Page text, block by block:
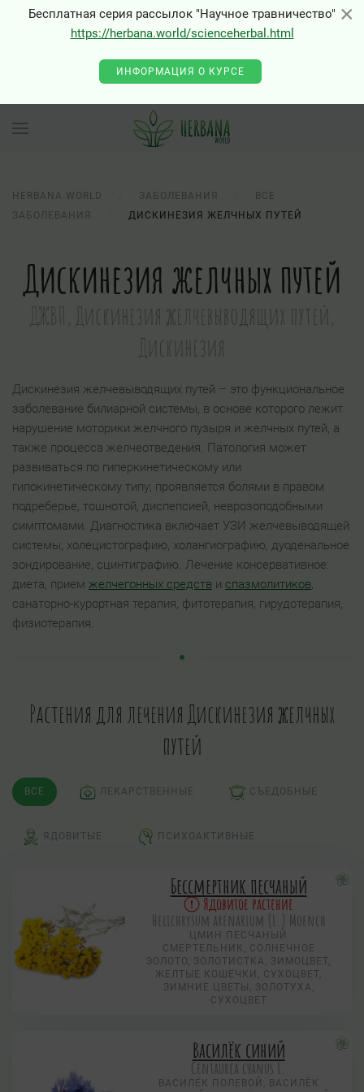
×
Бесплатная серия рассылок "Научное травничество"
https://herbana.world/scienceherbal.html
ИНФОРМАЦИЯ О КУРСЕ
HERBANA.WORLD ЗАБОЛЕВАНИЯ
ВСЕ
ЗАБОЛЕВАНИЯ
ДИСКИНЕЗИЯ ЖЕЛЧНЫХ ПУТЕЙ
Дискинезия желчных путей
ДЖВП, Дискинезия желчевыводящих путей,
Дискинезия
Дискинезия желчевыводящих путей – это функциональное
заболевание билиарной системы, в основе которого лежит
нарушение моторики желчного пузыря и желчных путей, а
также процесса желчеотведения. Патология может
развиваться по гиперкинетическому или
гипокинетическому типу; проявляется болями в правом
подреберье, тошнотой, диспепсией, неврозоподобными
симптомами. Диагностика включает УЗИ желчевыводящей
системы, холецистографию, холангиографию, дуоденальное
зондирование, сцинтиграфию. Лечение консервативное:
диета, прием желчегонных средств и спазмолитиков,
санаторно-курортная терапия, фитотерапия, гирудотерапия,
физиотерапия.
Растения для лечения Дискинезия желчных
путей
ВСЕ ЛЕКАРСТВЕННЫЕ СЪЕДОБНЫЕ
ЯДОВИТЫЕ ПСИХОАКТИВНЫЕ
Бессмертник песчаный
Ядовитое растение
Helichrysum arenarium (L.) Moench
ЦМИН ПЕСЧАНЫЙ
СМЕРТЕЛЬНИК, СОЛНЕЧНОЕ
ЗОЛОТО, ЗОЛОТИСТКА, ЗИМОЦВЕТ,
ЖЕЛТЫЕ КОШЕЧКИ, СУХОЦВЕТ,
ЗИМНИЕ ЦВЕТЫ, ЗОЛОТУХА,
СУХОЦВЕТ
Василёк синий
Centaurea суanus L.
ВАСИЛЁК ПОЛЕВОЙ, ВАСИЛЁК
×
0 - Class "Joomla\Input\Json" not found